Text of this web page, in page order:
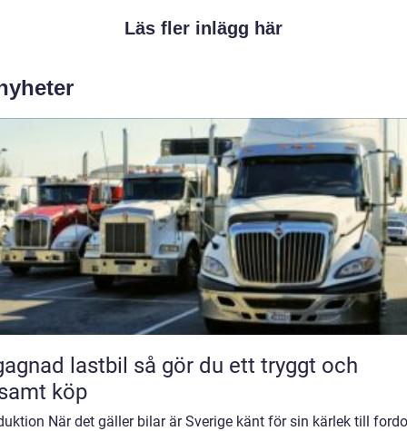
Läs fler inlägg här
lastbil så gör du ett tryggt och
köp
När det gäller bilar är Sverige känt för sin kärlek till